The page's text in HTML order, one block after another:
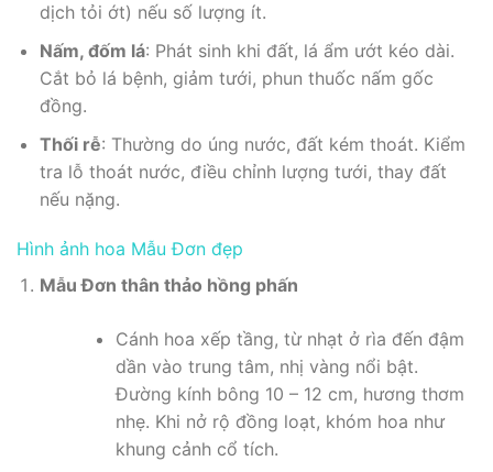
dịch tỏi ớt) nếu số lượng ít.
Nấm, đốm lá: Phát sinh khi đất, lá ẩm ướt kéo dài.
Cắt bỏ lá bệnh, giảm tưới, phun thuốc nấm gốc
đồng.
Thối rễ: Thường do úng nước, đất kém thoát. Kiểm
tra lỗ thoát nước, điều chỉnh lượng tưới, thay đất
nếu nặng.
Hình ảnh hoa Mẫu Đơn đẹp
Mẫu Đơn thân thảo hồng phấn
Cánh hoa xếp tầng, từ nhạt ở rìa đến đậm
dần vào trung tâm, nhị vàng nổi bật.
Đường kính bông 10 – 12 cm, hương thơm
nhẹ. Khi nở rộ đồng loạt, khóm hoa như
khung cảnh cổ tích.